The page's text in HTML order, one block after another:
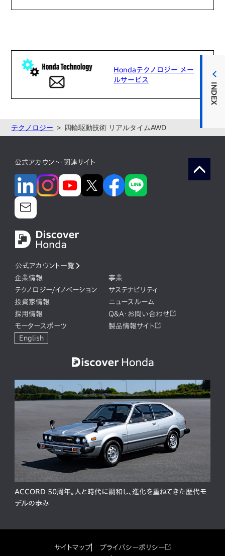
INDEX
Hondaテクノロジー メー
ルサービス
テクノロジー 四輪駆動技術 リアルタイムAWD
公式アカウント・関連サイト
公式アカウント一覧
企業情報
事業
テクノロジー/イノベーション
サステナビリティ
投資家情報
ニュースルーム
採用情報
Q&A・お問い合わせ
モータースポーツ
製品情報サイト
English
ACCORD 50周年。人と時代に調和し、進化を重ねてきた歴代モ
デルの歩み
サイトマップ
プライバシーポリシー